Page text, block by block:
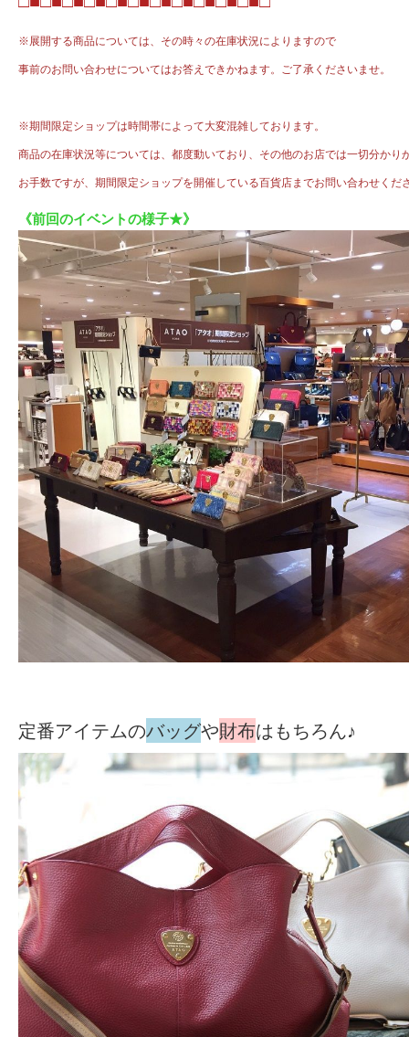
※展開する商品については、その時々の在庫状況によりますので
事前のお問い合わせについてはお答えできかねます。ご了承くださいませ。
※期間限定ショップは時間帯によって大変混雑しております。
商品の在庫状況等については、都度動いており、その他のお店では一切分か
お手数ですが、期間限定ショップを開催している百貨店までお問い合わせく
《前回のイベントの様子★》
定番アイテムのバッグや財布はもちろん♪